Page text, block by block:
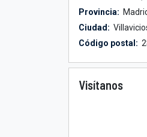
Provincia:
Ciudad:
Código postal:
Visítanos